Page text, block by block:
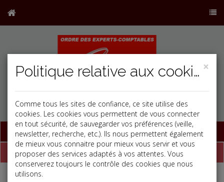
Base documentaire
Qui sommes-nous ?
Le cabinet CDC EXPERTISE exerce ses compétences dans des
×
Politique relative aux cookies
Comme tous les sites de confiance, ce site utilise des
cookies. Les cookies vous permettent de vous connecter
en tout sécurité, de sauvegarder vos préférences (veille,
newsletter, recherche, etc.). Ils nous permettent également
de mieux vous connaitre pour mieux vous servir et vous
proposer des services adaptés à vos attentes. Vous
conserverez toujours le contrôle des cookies que nous
utilisons.